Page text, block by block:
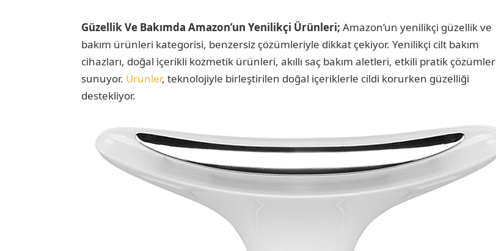
Güzellik Ve Bakımda Amazon’un Yenilikçi Ürünleri; Amazon’un yenilikçi güzellik ve
bakım ürünleri kategorisi, benzersiz çözümleriyle dikkat çekiyor. Yenilikçi cilt bakım
cihazları, doğal içerikli kozmetik ürünleri, akıllı saç bakım aletleri, etkili pratik çözümler
sunuyor. Ürünler, teknolojiyle birleştirilen doğal içeriklerle cildi korurken güzelliği
destekliyor.